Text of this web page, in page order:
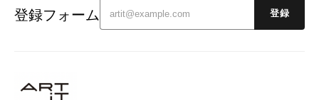
登録フォーム 登録